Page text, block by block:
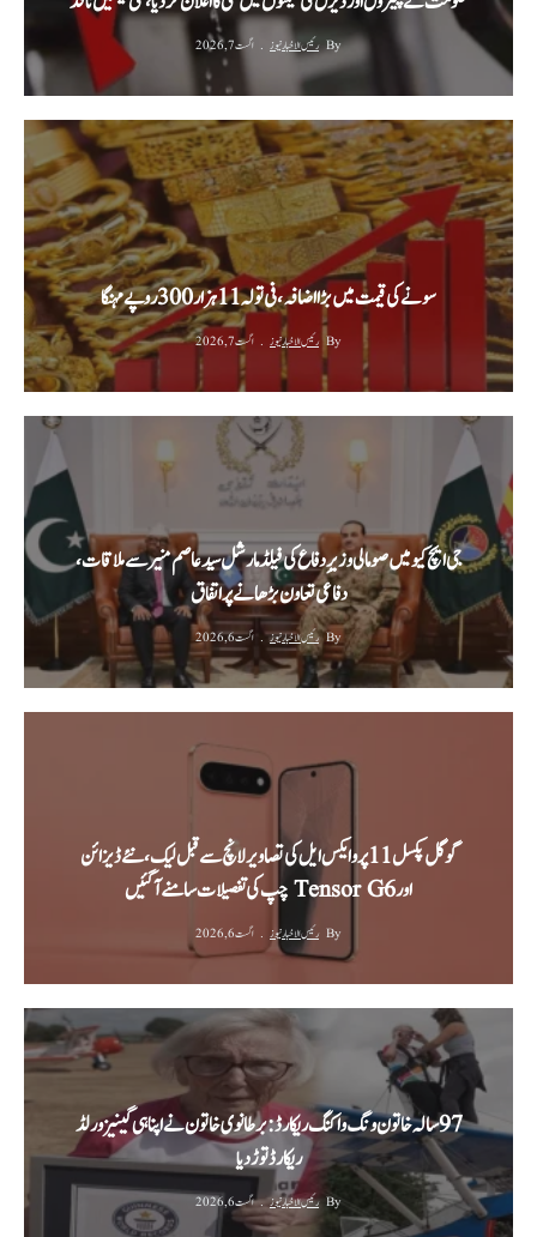
By رئیس الاخبار نیوز اگست 7, 2026
سونے کی قیمت میں بڑا اضافہ، فی تولہ 11 ہزار 300 روپے مہنگا
By رئیس الاخبار نیوز اگست 7, 2026
جی ایچ کیو میں صومالی وزیرِ دفاع کی فیلڈ مارشل سید عاصم منیر سے ملاقات،
دفاعی تعاون بڑھانے پر اتفاق
By رئیس الاخبار نیوز اگست 6, 2026
گوگل پکسل 11 پرو ایکس ایل کی تصاویر لانچ سے قبل لیک، نئے ڈیزائن
اور Tensor G6 چپ کی تفصیلات سامنے آ گئیں
By رئیس الاخبار نیوز اگست 6, 2026
‫97 سالہ خاتون ونگ واکنگ ریکارڈ: برطانوی خاتون نے اپنا ہی گینیز ورلڈ
ریکارڈ توڑ دیا‬
By رئیس الاخبار نیوز اگست 6, 2026